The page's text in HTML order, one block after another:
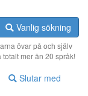
Vanlig sökning
övar på och själv
totalt mer än 20 språk!
Slutar med